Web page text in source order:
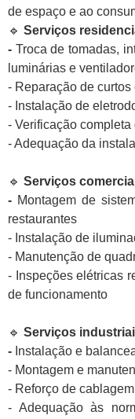
de espaço e ao
🔹 Serviços
- Troca de tomadas,
luminárias e
- Reparação de
- Instalação de
- Verificação
- Adequação da
🔹 Serviços
- Montagem de
restaurantes
- Instalação de
- Manutenção de
- Inspeções elétricas
de funcionamento
🔹 Serviços
- Instalação e
- Montagem e
- Reforço de
- Adequação às